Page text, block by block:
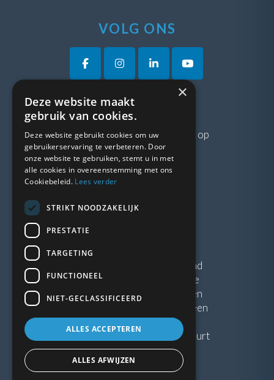
VOLG ONS
VRAGEN?
Neem gerustcontactmet ons op
LINKS
Blogs
Algemene voorwaarden
Kunststof Kozijnen Friesland
Kunststof kozijnen Drenthe
Kunststof Kozijnen Drachten
Kunststof Kozijnen Hoogeveen
Kunststof kozijnen in jouw buurt
×
Deze website maakt
gebruik van cookies.
Deze website gebruikt cookies om uw
gebruikerservaring te verbeteren. Door
onze website te gebruiken, stemt u in met
alle cookies in overeenstemming met ons
Cookiebeleid. Lees verder
STRIKT NOODZAKELIJK
PRESTATIE
TARGETING
FUNCTIONEEL
NIET-GECLASSIFICEERD
ALLES ACCEPTEREN
ALLES AFWIJZEN